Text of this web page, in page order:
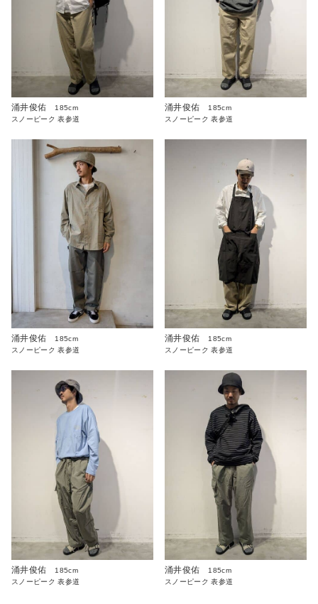
涌井俊佑
185cm
スノーピーク 表参道
涌井俊佑
185cm
スノーピーク 表参道
涌井俊佑
185cm
スノーピーク 表参道
涌井俊佑
185cm
スノーピーク 表参道
涌井俊佑
185cm
スノーピーク 表参道
涌井俊佑
185cm
スノーピーク 表参道